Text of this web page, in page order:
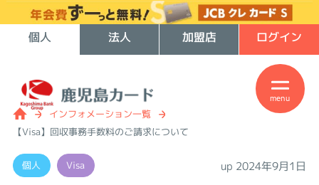
個人 法人 加盟店 ログイン
menu
インフォメーション一覧
【Visa】回収事務手数料のご請求について
個人 Visa up 2024年9月1日